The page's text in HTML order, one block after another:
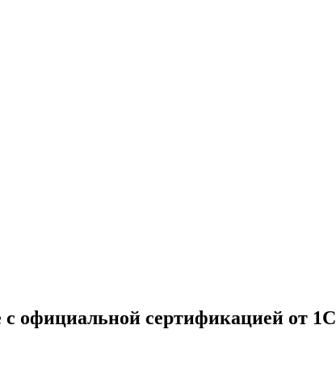
официальной сертификацией от 1С